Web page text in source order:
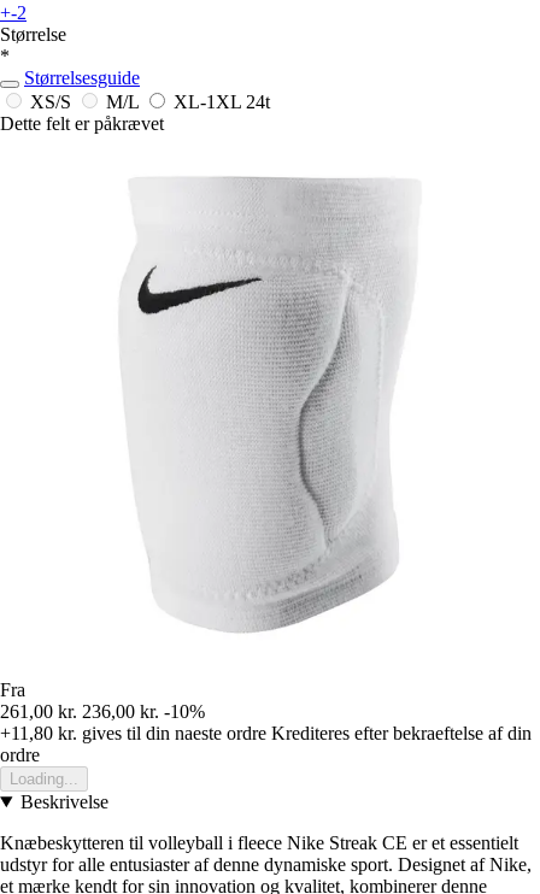
+-2
Størrelse
*
Størrelsesguide
XS/S
M/L XL-1XL 24t
Dette felt er påkrævet
Fra
261,00 kr. 236,00 kr. -10%
+11,80 kr. gives til din naeste ordre Krediteres efter bekraeftelse af din
ordre
Loading...
Beskrivelse
Knæbeskytteren til volleyball i fleece Nike Streak CE er et essentielt
udstyr for alle entusiaster af denne dynamiske sport. Designet af Nike,
et mærke kendt for sin innovation og kvalitet, kombinerer denne